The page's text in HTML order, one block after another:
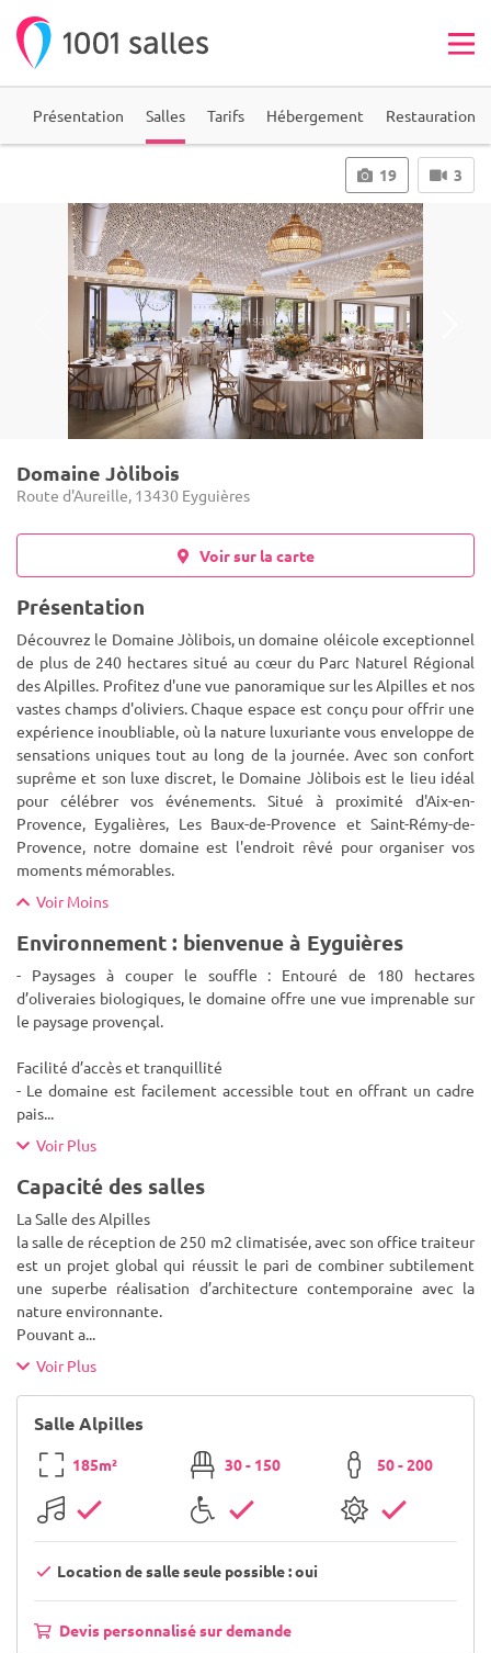
Présentation Salles Tarifs Hébergement Restauration
19 3
Domaine Jòlibois
Route d'Aureille, 13430 Eyguières
Voir sur la carte
Présentation
Découvrez le Domaine Jòlibois, un domaine oléicole exceptionnel
de plus de 240 hectares situé au cœur du Parc Naturel Régional
des Alpilles. Profitez d'une vue panoramique sur les Alpilles et nos
vastes champs d'oliviers. Chaque espace est conçu pouroffrir une
expérience inoubliable, où la nature luxuriante vous enveloppe de
sensations uniques tout au long de la journée. Avec son confort
suprême et son luxe discret, le Domaine Jòlibois est le lieu idéal
pour célébrer vos événements. Situé à proximité d'Aix-en-
Provence, Eygalières, Les Baux-de-Provence et Saint-Rémy-de-
Provence, notre domaine est l'endroit rêvé pour organiser vos
moments mémorables.
Voir Moins
Environnement : bienvenue à Eyguières
- Paysages à couper le souffle : Entouré de 180 hectares
d’oliveraies biologiques, le domaine offre une vue imprenable sur
le paysage provençal.
Facilité d’accès et tranquillité
- Le domaine est facilement accessible tout en offrant un cadre
pais...
Voir Plus
Capacité des salles
La Salle des Alpilles
la salle de réception de 250 m2 climatisée, avec son office traiteur
est un projet global qui réussit le pari de combiner subtilement
une superbe réalisation d’architecture contemporaine avec la
nature environnante.
Pouvant a...
Voir Plus
Salle Alpilles
185m² 30 - 150 50 - 200
Location de salle seule possible : oui
Devis personnalisé sur demande